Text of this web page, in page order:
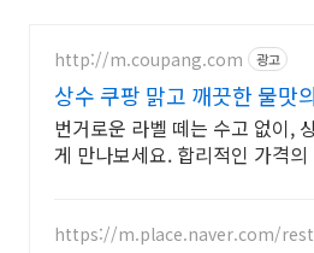
http://m.coupang.com 광고
상수 쿠팡 맑고 깨끗한 물맛
번거로운 라벨 떼는 수고 없이,
게 만나보세요. 합리적인 가격
https://m.place.naver.com/